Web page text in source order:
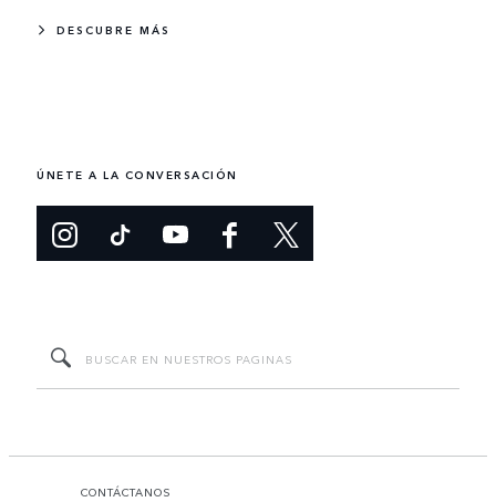
DESCUBRE MÁS
ÚNETE A LA CONVERSACIÓN
CONTÁCTANOS